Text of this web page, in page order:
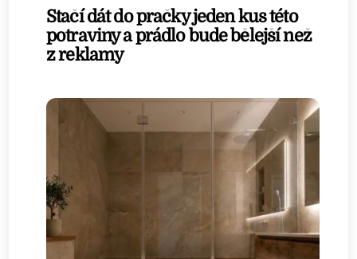
Stačí dát do pračky jeden kus této
potraviny a prádlo bude bělejší než
z reklamy